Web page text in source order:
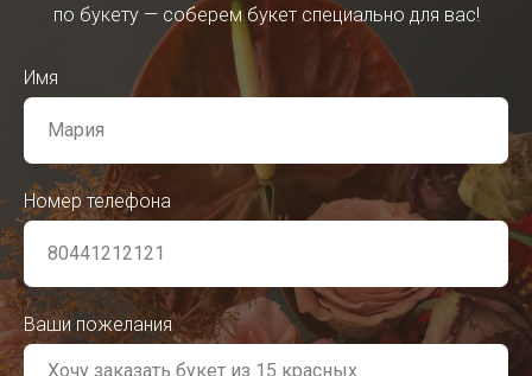
по букету — соберем букет специально для вас!
Имя
Номер телефона
Ваши пожелания